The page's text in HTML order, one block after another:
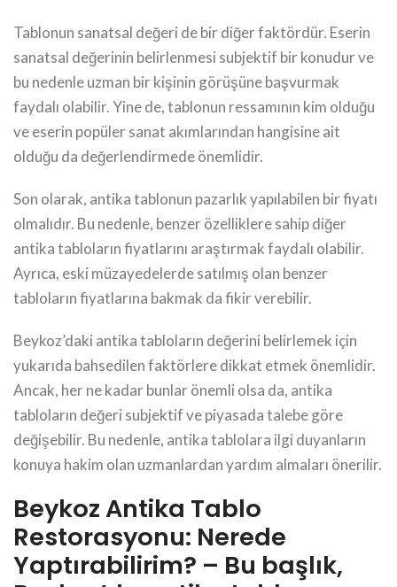
Tablonun sanatsal değeri de bir diğer faktördür. Eserin
sanatsal değerinin belirlenmesi subjektif bir konudur ve
bu nedenle uzman bir kişinin görüşüne başvurmak
faydalı olabilir. Yine de, tablonun ressamının kim olduğu
ve eserin popüler sanat akımlarından hangisine ait
olduğu da değerlendirmede önemlidir.
Son olarak, antika tablonun pazarlık yapılabilen bir fiyatı
olmalıdır. Bu nedenle, benzer özelliklere sahip diğer
antika tabloların fiyatlarını araştırmak faydalı olabilir.
Ayrıca, eski müzayedelerde satılmış olan benzer
tabloların fiyatlarına bakmak da fikir verebilir.
Beykoz’daki antika tabloların değerini belirlemek için
yukarıda bahsedilen faktörlere dikkat etmek önemlidir.
Ancak, her ne kadar bunlar önemli olsa da, antika
tabloların değeri subjektif ve piyasada talebe göre
değişebilir. Bu nedenle, antika tablolara ilgi duyanların
konuya hakim olan uzmanlardan yardım almaları önerilir.
Beykoz Antika Tablo
Restorasyonu: Nerede
Yaptırabilirim? – Bu başlık,